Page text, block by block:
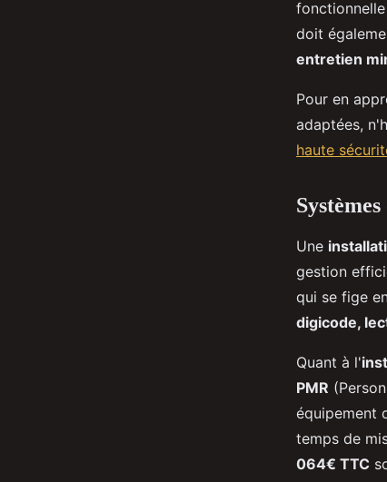
doit
entretien
Pour en
adaptées,
haute
Une
gestion
qui se fige
digicode,
Quant à l'
PMR
équipement
temps de
064€ TTC